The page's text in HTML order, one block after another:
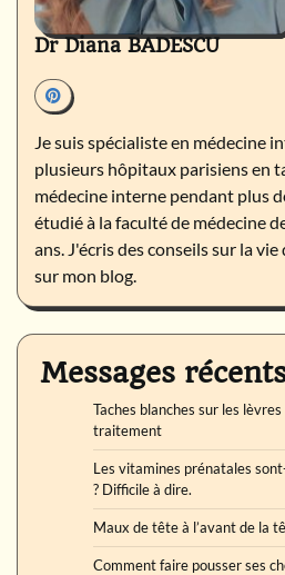
Dr Diana BADESCU
Je suis spécialiste en médecine
plusieurs hôpitaux parisiens en
médecine interne pendant plus
étudié à la faculté de médecine
ans. J'écris des conseils sur la
sur mon blog.
Messages
Taches blanches sur les
traitement
Les vitamines prénatales
? Difficile à dire.
Maux de tête à l’avant de la
Comment faire pousser ses